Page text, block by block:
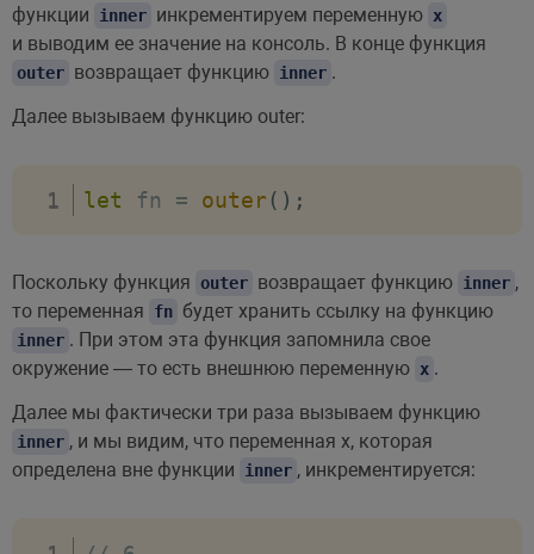
функции
inner инкрементируем переменную x
и выводим ее значение на консоль. В конце функция
outer возвращает функцию inner .
Далее вызываем функцию outer:
let fn = outer ( ) ;
Поскольку функция outer возвращает функцию inner ,
то переменная
fn будет хранить ссылку на функцию
inner . При этом эта функция запомнила свое
окружение — то есть внешнюю переменную x .
Далее мы фактически три раза вызываем функцию
inner , и мы видим, что переменная x, которая
определена вне функции
inner , инкрементируется: